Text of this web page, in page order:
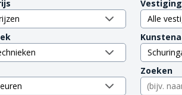
Vestiging
Zoeken